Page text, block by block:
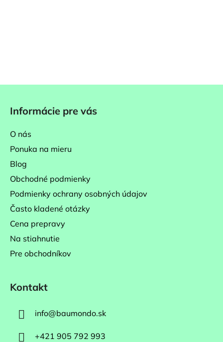
Informácie pre vás
O nás
Ponuka na mieru
Blog
Obchodné podmienky
Podmienky ochrany osobných údajov
Často kladené otázky
Cena prepravy
Na stiahnutie
Pre obchodníkov
Kontakt
info@baumondo.sk
+421 905 792 993